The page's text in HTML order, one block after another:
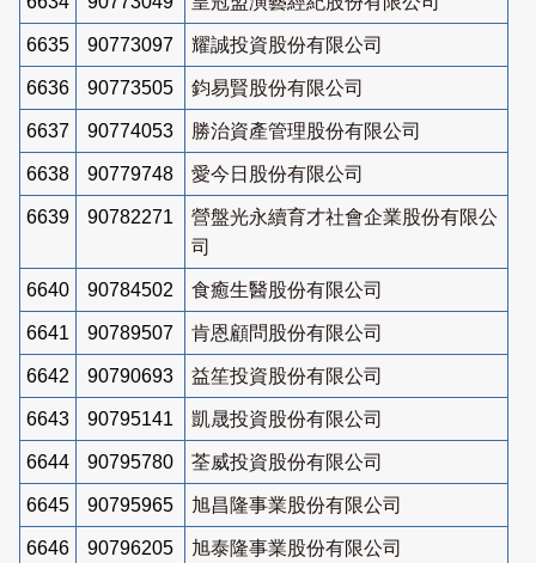
6635 90773097 耀誠投資股份有限公司
6636 90773505 鈞易賢股份有限公司
6637 90774053 勝治資產管理股份有限公司
6638 90779748 愛今日股份有限公司
6639 90782271
營盤光永續育才社會企業股份有限公
司
6640 90784502 食癒生醫股份有限公司
6641 90789507 肯恩顧問股份有限公司
6642 90790693 益笙投資股份有限公司
6643 90795141 凱晟投資股份有限公司
6644 90795780 荃威投資股份有限公司
6645 90795965 旭昌隆事業股份有限公司
6646 90796205 旭泰隆事業股份有限公司